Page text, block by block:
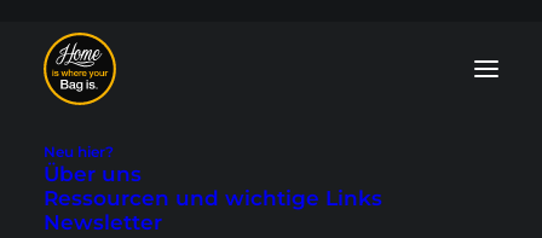
Neu hier?
Über uns
Ressourcen und wichtige Links
Newsletter